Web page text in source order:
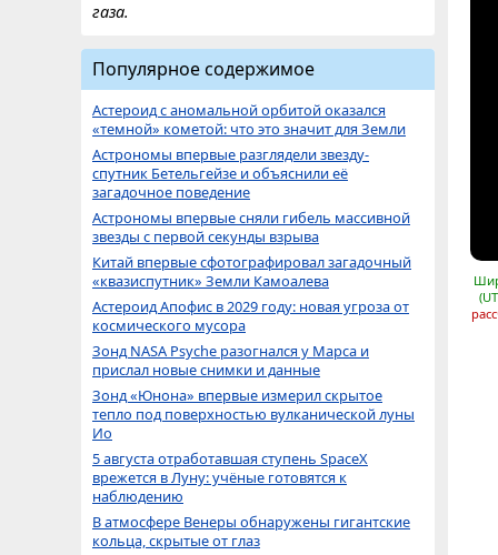
газа.
Популярное содержимое
Астероид с аномальной орбитой оказался
«темной» кометой: что это значит для Земли
Астрономы впервые разглядели звезду-
спутник Бетельгейзе и объяснили её
загадочное поведение
Астрономы впервые сняли гибель массивной
звезды с первой секунды взрыва
Китай впервые сфотографировал загадочный
«квазиспутник» Земли Камоалева
Астероид Апофис в 2029 году: новая угроза от
космического мусора
Зонд NASA Psyche разогнался у Марса и
прислал новые снимки и данные
Зонд «Юнона» впервые измерил скрытое
тепло под поверхностью вулканической луны
Ио
5 августа отработавшая ступень SpaceX
врежется в Луну: учёные готовятся к
наблюдению
В атмосфере Венеры обнаружены гигантские
кольца, скрытые от глаз